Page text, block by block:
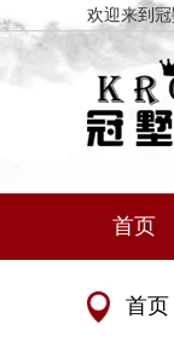
欢迎来到
首页
首页